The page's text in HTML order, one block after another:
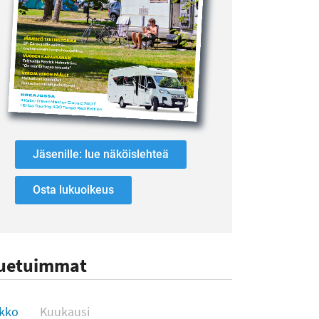
Jäsenille: lue näköislehteä
Osta lukuoikeus
Kuukausi